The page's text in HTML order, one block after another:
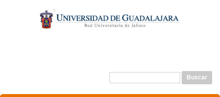
contenido
principal
Formulario de búsqueda
Buscar